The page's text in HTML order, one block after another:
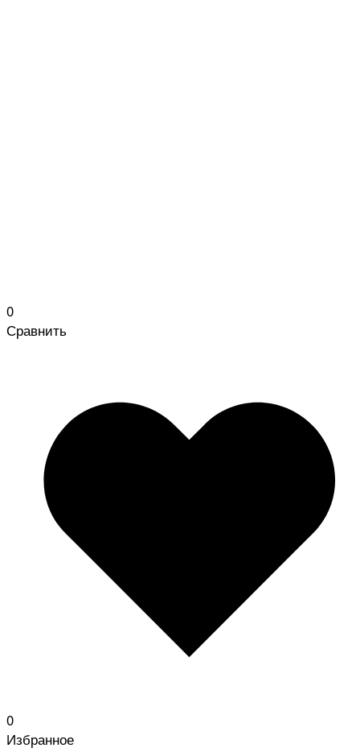
0
Сравнить
0
Избранное